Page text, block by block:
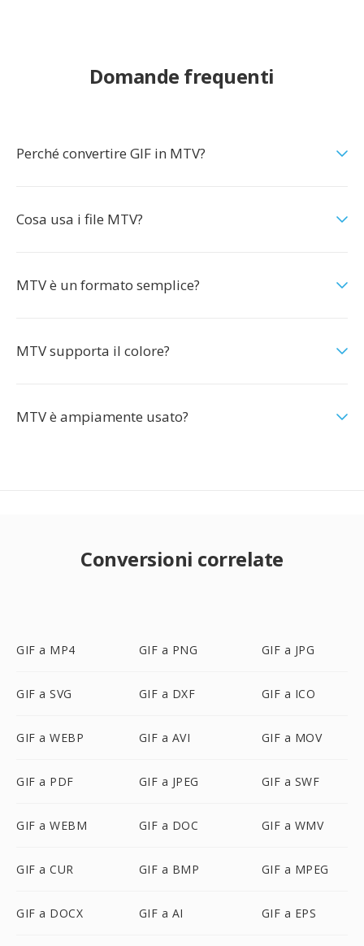
Domande frequenti
Perché convertire GIF in MTV?
Cosa usa i file MTV?
MTV è un formato semplice?
MTV supporta il colore?
MTV è ampiamente usato?
Conversioni correlate
GIF a MP4 GIF a PNG GIF a JPG
GIF a SVG GIF a DXF GIF a ICO
GIF a WEBP GIF a AVI GIF a MOV
GIF a PDF GIF a JPEG GIF a SWF
GIF a WEBM GIF a DOC GIF a WMV
GIF a CUR GIF a BMP GIF a MPEG
GIF a DOCX GIF a AI GIF a EPS